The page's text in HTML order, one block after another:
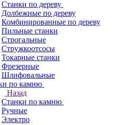
Станки по дереву
Долбежные по дереву
Комбинированные по дереву
Пильные станки
Строгальные
Стружкоотсосы
Токарные станки
Фрезерные
Шлифовальные
по камню
Назад
Станки по камню
Ручные
Электро